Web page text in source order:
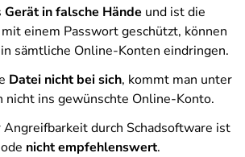
Gerät in falsche Hände und ist die
einem Passwort geschützt, können
sämtliche Online-Konten eindringen.
Datei nicht bei sich, kommt man unter
nicht ins gewünschte Online-Konto.
durch Schadsoftware ist
nicht empfehlenswert.